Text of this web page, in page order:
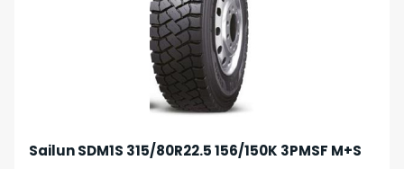
Sailun SDM1S 315/80R22.5 156/150K 3PMSF M+S